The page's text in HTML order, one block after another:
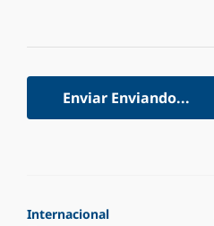
Enviar Enviando...
Internacional